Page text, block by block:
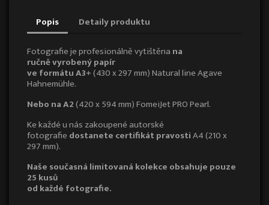
Popis
Detaily produktu
Fotografie je profesionálně vytištěna na
ručněvyrobený papír
ve formátu A3+(430 x 297 mm) Natural line Agave
Hahnemühle.
Nebo na A2(420 x 594 mm) FomeiJet PRO Pearl.
Ke každé u nás zakoupené autorské
fotografiedostanete certifikát pravostiA4 (210 x
297 mm).
Naše současná limitovaná kolekce obsahuje pouze
25 kusů
od každé fotografie.